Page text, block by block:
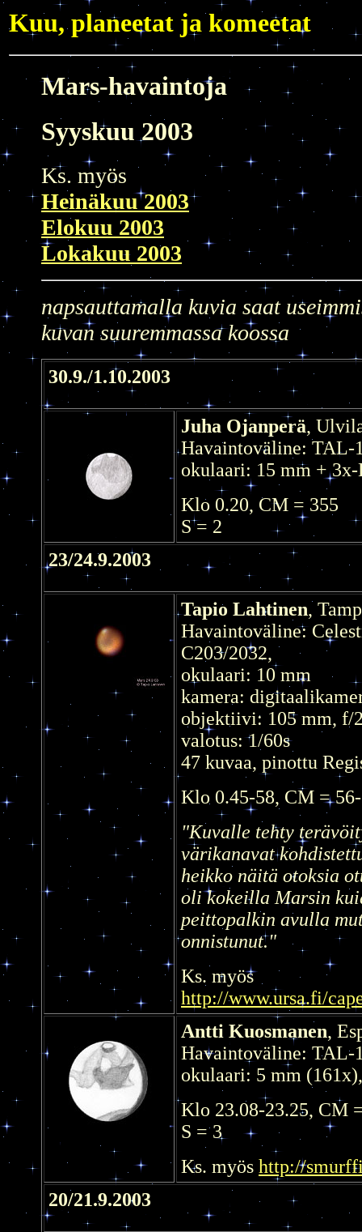
Kuu, planeetat ja komeetat
Mars-havaintoja
Syyskuu 2003
Ks. myös
Heinäkuu 2003
Elokuu 2003
Lokakuu 2003
napsauttamalla kuvia saat
kuvan suuremmassa koossa
30.9./1.10.2003
Juha Ojanperä,
Havaintoväline: TAL-
okulaari: 15 mm +
Klo 0.20, CM = 355
S = 2
23/24.9.2003
Tapio Lahtinen,
Havaintoväline:
C203/2032,
okulaari: 10 mm
kamera:
objektiivi: 105 mm, f/
valotus: 1/60s
47 kuvaa, pinottu
Klo 0.45-58, CM =
"Kuvalle tehty
värikanavat
heikko näitä otoksia
oli kokeilla Marsin
peittopalkin avulla
onnistunut."
Ks. myös
http://www.ursa.fi/
Antti Kuosmanen,
Havaintoväline: TAL-
okulaari: 5 mm
Klo 23.08-23.25, CM
S = 3
Ks. myös http://
20/21.9.2003